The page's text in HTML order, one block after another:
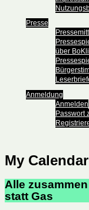
Presse
über
Anmeldung
Anmelden
Passwort
My Calendar
Alle
statt Gas